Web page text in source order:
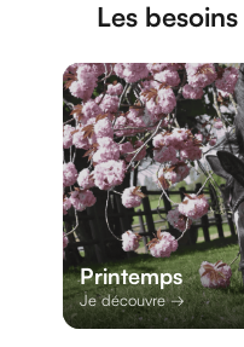
Les
Printemps
Je découvre →